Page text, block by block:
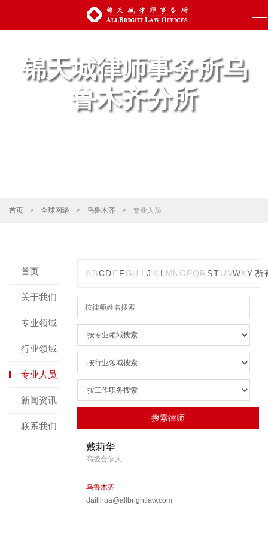
锦天城律师事务所乌
鲁木齐分所
首页 > 全球网络 > 乌鲁木齐 > 专业人员
首页
关于我们
专业领域
行业领域
专业人员
新闻资讯
联系我们
ABCDE F GH I J K L MNOPQR STUVWX YZ
所
戴莉华
高级合伙人
乌鲁木齐
dailihua@allbrightlaw.com